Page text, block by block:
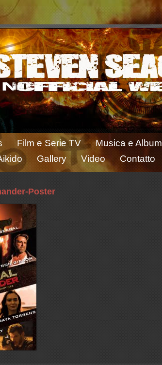
Film e Serie TV Musica e Album
Gallery Video Contatto
Poster